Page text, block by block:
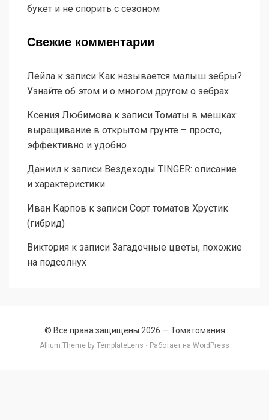
букет и не спорить с сезоном
Свежие комментарии
Лейла к записи Как называется малыш зебры?
Узнайте об этом и о многом другом о зебрах
Ксения Любимова к записи Томаты в мешках:
выращивание в открытом грунте – просто,
эффективно и удобно
Даниил к записи Вездеходы TINGER: описание
и характеристики
Иван Карпов к записи Сорт томатов Хрустик
(гибрид)
Виктория к записи Загадочные цветы, похожие
на подсолнух
© Все права защищены 2026 — Томатомания
Allium Theme by TemplateLens ⋅ Работает на WordPress